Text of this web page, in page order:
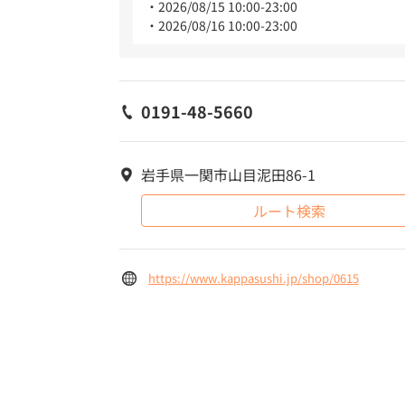
2026/08/15 10:00-23:00
2026/08/16 10:00-23:00
0191-48-5660
岩手県一関市山目泥田86-1
ルート検索
https://www.kappasushi.jp/shop/0615